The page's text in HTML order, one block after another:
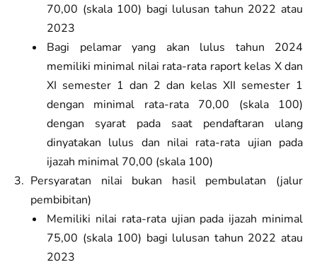
70,00 (skala 100) bagi lulusan tahun 2022 atau
2023
Bagi pelamar yang akan lulus tahun 2024
memiliki minimal nilai rata-rata raport kelas X dan
XI semester 1 dan 2 dan kelas XII semester 1
dengan minimal rata-rata 70,00 (skala 100)
dengan syarat pada saat pendaftaran ulang
dinyatakan lulus dan nilai rata-rata ujian pada
ijazah minimal 70,00 (skala 100)
Persyaratan nilai bukan hasil pembulatan (jalur
pembibitan)
Memiliki nilai rata-rata ujian pada ijazah minimal
75,00 (skala 100) bagi lulusan tahun 2022 atau
2023